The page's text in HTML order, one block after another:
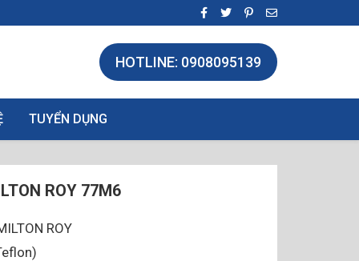
HOTLINE: 0908095139
TUYỂN DỤNG
ROY 77M6
ROY